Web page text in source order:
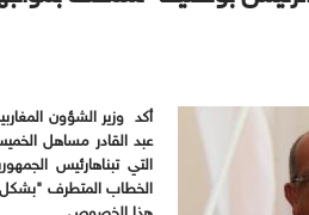
أكد وزير الشؤون
التي تبناهارئيس
الخطاب المتطرف "بشكل